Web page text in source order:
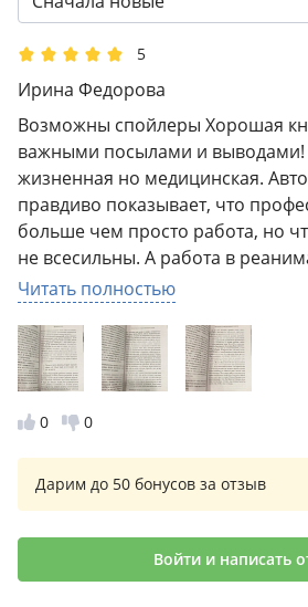
его звуках и запахах. Изучите
может жить без пульса и что
умирает мозговой ствол. Автор
победами и поражениями, с
сталкиваются пациенты, члены
медицинские работники в ходе
смертельно опасными
осложнениями.
2
1
5
Ирина Федорова
Возможны спойлеры Хорошая
важными посылами и выводами!
жизненная но медицинская.
правдиво показывает, что
больше чем просто работа, но
не всесильны. А работа в
большой стресс. Задача
следить за здоровьем и не
тем более реаниматологам по
Также из позитивного я вынесла,
движется вперёд. Пациент,
50 лет назад, сегодня вполне
«С помощью этой книги я научу
которые таятся в обществе, и
самом краю жизни» Издание
Читать полностью
0 0
Дарим до 50 бонусов за отзыв
Войти и написать